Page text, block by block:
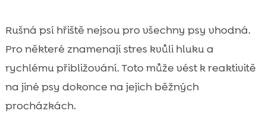
Rušná psí hřiště nejsou pro všechny psy vhodná.
Pro některé znamenají stres kvůli hluku a
rychlému přibližování. Toto může vést k reaktivitě
na jiné psy dokonce na jejich běžných
procházkách.